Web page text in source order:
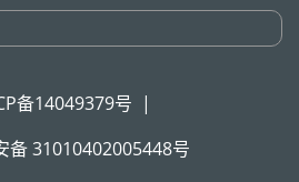
备14049379号 |
备 31010402005448号